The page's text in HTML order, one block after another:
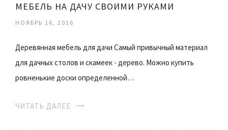
МЕБЕЛЬ НА ДАЧУ СВОИМИ РУКАМИ
НОЯБРЬ 16, 2016
Деревянная мебель для дачи Самый привычный материал
для дачных столов и скамеек - дерево. Можно купить
ровненькие доски определенной…
ЧИТАТЬ ДАЛЕЕ